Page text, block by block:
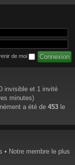
de moi
invisible et 1 invité
minutes)
a été de 453 le
• Notre membre le plus